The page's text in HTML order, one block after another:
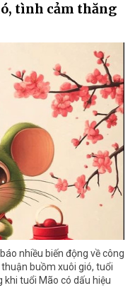
tình cảm thăng
nhiều biến động về công
buồm xuôi gió, tuổi
tuổi Mão có dấu hiệu